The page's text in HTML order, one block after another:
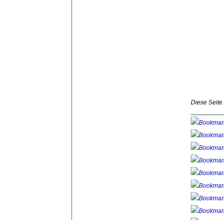
Diese Seite